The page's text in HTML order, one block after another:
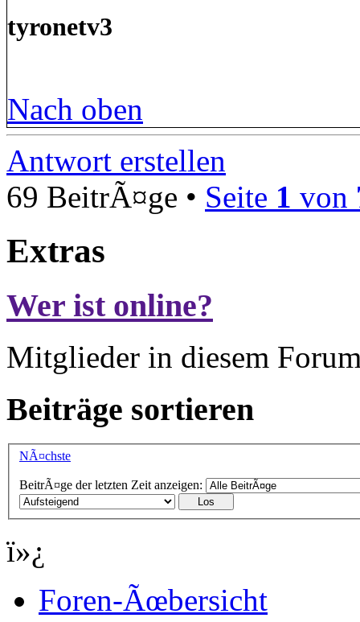
tyronetv3
Nach oben
Antwort erstellen
69 BeitrÃ¤ge • Seite 1 von
Extras
Wer ist online?
Mitglieder in diesem
Beiträge sortieren
NÃ¤chste
BeitrÃ¤ge der letzten Zeit anzeigen:
ï»¿
Foren-Ãœbersicht